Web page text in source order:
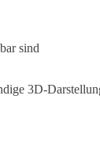
sind
3D-